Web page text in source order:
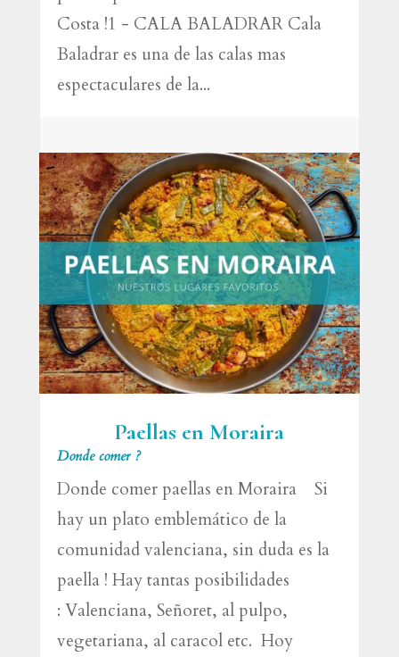
Costa !1 - CALA BALADRAR Cala
Baladrar es una de las calas mas
espectaculares de la...
Paellas en Moraira
Donde comer ?
Donde comer paellas en Moraira Si
hay un plato emblemático de la
comunidad valenciana, sin duda es la
paella ! Hay tantas posibilidades
: Valenciana, Señoret, al pulpo,
vegetariana, al caracol etc. Hoy